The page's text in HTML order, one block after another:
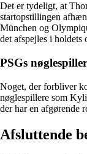
Det er tydeligt, at
startopstillingen
München og
det afspejles i holdets
PSGs
Noget, der forbliver
nøglespillere som
der har en afgørende
Afsluttende